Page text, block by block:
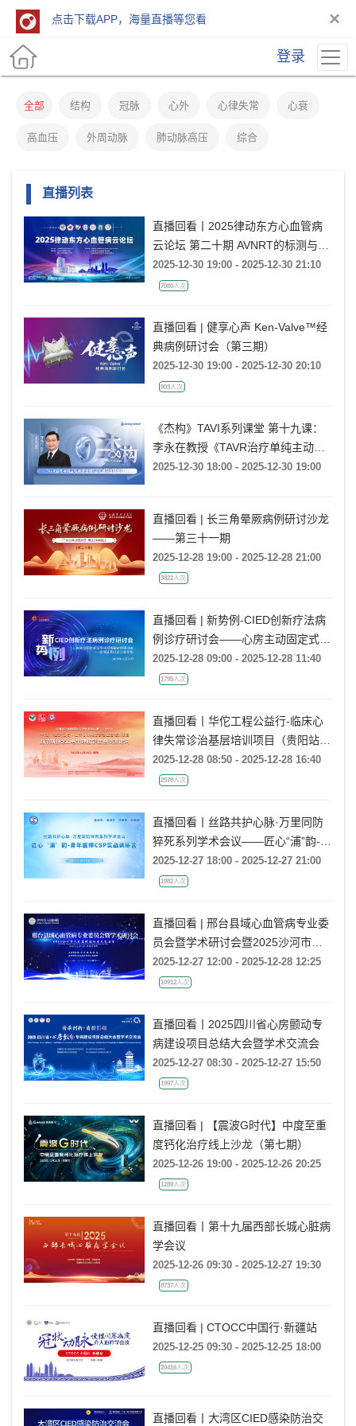
点击下载APP，海量直播等您看 ×
登录
全部 结构 冠脉 心外 心律失常 心衰
高血压 外周动脉 肺动脉高压 综合
直播列表
直播回看丨2025律动东方心血管病
云论坛 第二十期 AVNRT的标测与消
融
2025-12-30 19:00 - 2025-12-30 21:10
7080人次
直播回看 | 健享心声 Ken-Valve™经
典病例研讨会（第三期）
2025-12-30 19:00 - 2025-12-30 20:10
903人次
《杰构》TAVI系列课堂 第十九课：
李永在教授《TAVR治疗单纯主动脉
瓣反流：台北振兴医院经验》
2025-12-30 18:00 - 2025-12-30 19:00
直播回看 | 长三角晕厥病例研讨沙龙
——第三十一期
2025-12-28 19:00 - 2025-12-28 21:00
3822人次
直播回看 | 新势例-CIED创新疗法病
例诊疗研讨会——心房主动固定式无
导线起搏器病例研讨会——病例荟萃
经验分享专场
2025-12-28 09:00 - 2025-12-28 11:40
1795人次
直播回看丨华佗工程公益行-临床心
律失常诊治基层培训项目（贵阳站）
前沿新技术&电生理精彩病例交流论
坛
2025-12-28 08:50 - 2025-12-28 16:40
2578人次
直播回看丨丝路共护心脉·万里同防
猝死系列学术会议——匠心“浦”韵-青
年医师CSP实战训练营
2025-12-27 18:00 - 2025-12-27 21:00
1982人次
直播回看 | 邢台县域心血管病专业委
员会暨学术研讨会暨2025沙河市人
民医院冠脉手术交流会
2025-12-27 12:00 - 2025-12-28 12:25
10912人次
直播回看丨2025四川省心房颤动专
病建设项目总结大会暨学术交流会
2025-12-27 08:30 - 2025-12-27 15:50
1997人次
直播回看 | 【震波G时代】中度至重
度钙化治疗线上沙龙（第七期）
2025-12-26 19:00 - 2025-12-26 20:25
1289人次
直播回看丨第十九届西部长城心脏病
学会议
2025-12-26 09:30 - 2025-12-27 19:30
8737人次
直播回看 | CTOCC中国行·新疆站
2025-12-25 09:30 - 2025-12-25 18:00
20416人次
直播回看丨大湾区CIED感染防治交